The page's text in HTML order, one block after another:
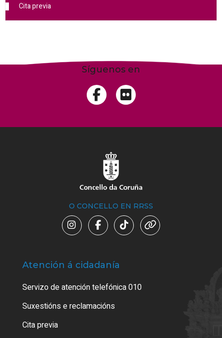
Cita previa
Síguenos en
O CONCELLO EN RRSS
Atención á cidadanía
Servizo de atención telefónica 010
Suxestións e reclamacións
Cita previa